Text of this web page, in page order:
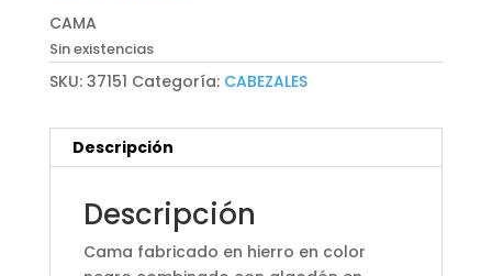
CAMA
Sin existencias
SKU: 37151 Categoría: CABEZALES
Descripción
Descripción
Cama fabricado en hierro en color